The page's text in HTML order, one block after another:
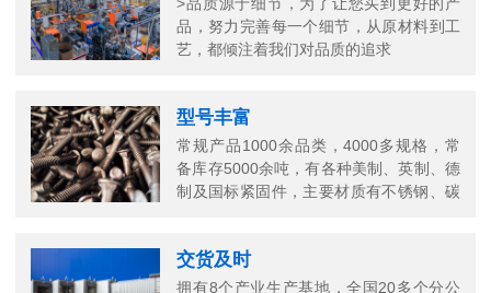
品，努力完善每一个细节，从原材料到工
艺，都倾注着我们对品质的追求
型号丰富
常规产品1000余品类，4000多规格，常
备库存5000余吨，有各种美制、英制、德
制及国标紧固件，主要材质有不锈钢、碳
交货及时
拥有8个产业生产基地，全国20多个分公